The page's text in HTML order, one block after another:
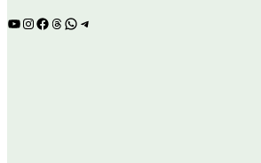
YouTube
Instagram
Facebook
Threads
WhatsApp
Telegram